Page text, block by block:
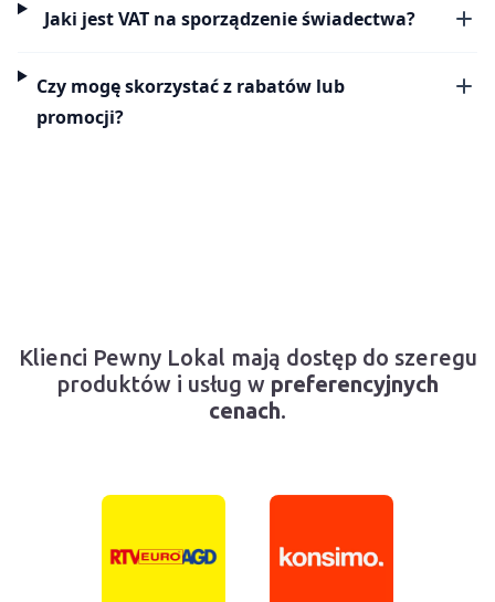
Jaki jest VAT na sporządzenie świadectwa?
Czy mogę skorzystać z rabatów lub
promocji?
Klienci Pewny Lokal mają dostęp do szeregu
produktów i usług w preferencyjnych
cenach.